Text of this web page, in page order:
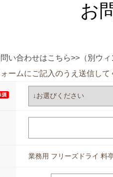
お
い合わせはこちら>>（別ウィ
ームにご記入のうえ送信して
業務用 フリーズドライ 料